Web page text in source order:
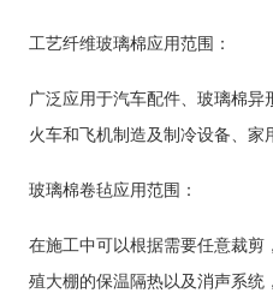
工艺纤维玻璃棉应用范围：
广泛应用于汽车配件、玻璃棉异
火车和飞机制造及制冷设备、家
玻璃棉卷毡应用范围：
在施工中可以根据需要任意裁剪
殖大棚的保温隔热以及消声系统